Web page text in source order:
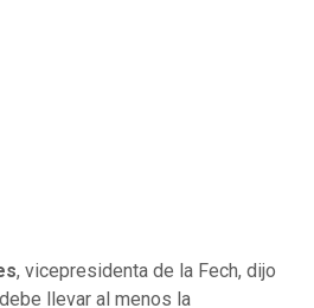
, vicepresidenta de la Fech, dijo
llevar al menos la